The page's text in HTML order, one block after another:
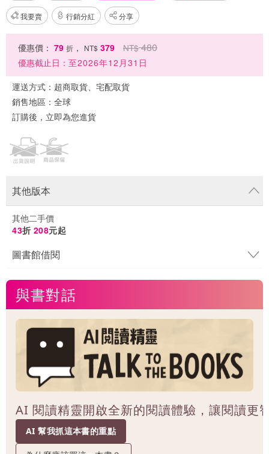
我要賣 行銷分紅 分享
優惠價： 79 折 ， NT$ 379 NT$ 480
優惠截止日： 至2026年12月31日
運送方式： 超商取貨、宅配取貨
銷售地區： 全球
訂購後，立即為您進貨
其他版本
其他二手價
43折 208元起
圖書館借閱
與書對話
AI 閱讀精靈開啟全新的閱讀體驗，讓閱讀更
AI 幫我抓這本書的重點